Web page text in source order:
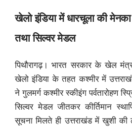
खेलो इंडिया में धारचूला की
तथा सिल्वर मेडल
पिथौरागढ़। भारत सरकार के खेल
खेलो इंडिया के तहत कश्मीर में
ने गुलमर्ग कश्मीर स्कीइंग पर्वतारोहण
सिल्वर मेडल जीतकर कीर्तिमान
सूचना मिलते ही उत्तराखंड में खुशी की